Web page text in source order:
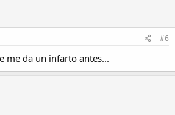
#6
me da un infarto antes...